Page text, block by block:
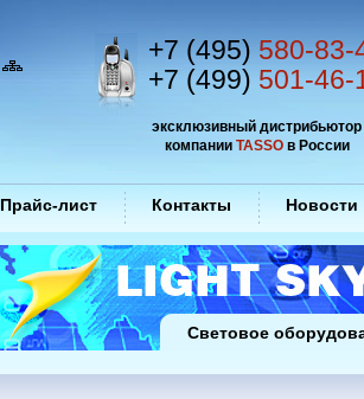
эксклюзивный дистрибьютор
компании TASSOв России
+7 (495) 580-83-
+7 (499) 501-46-
Прайс-лист Контакты Новости
Световое